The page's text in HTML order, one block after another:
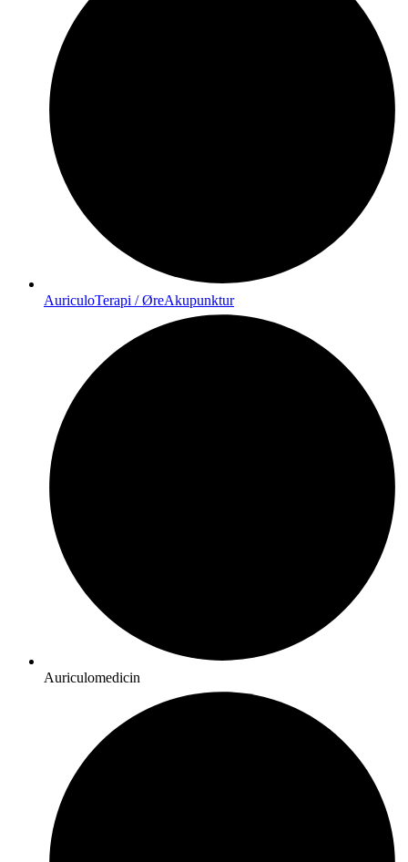
AuriculoTerapi / ØreAkupunktur
Auriculomedicin